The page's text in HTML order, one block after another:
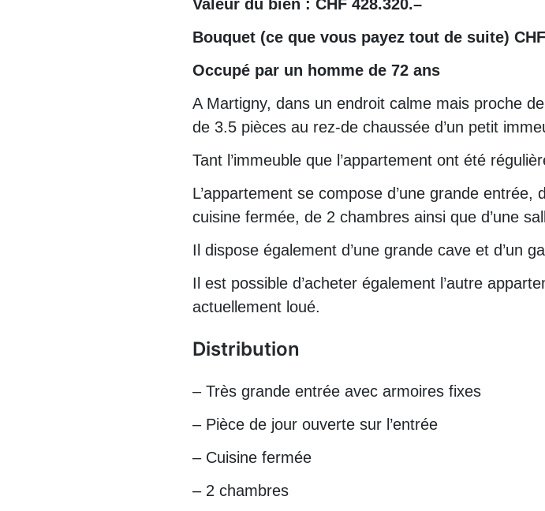
Valeur du bien : CHF 428.320.–
Bouquet (ce que vous payez tout de suite)
Occupé par un homme de 72 ans
A Martigny, dans un endroit calme mais proche
de 3.5 pièces au rez-de chaussée d’un petit
Tant l’immeuble que l’appartement ont été
L’appartement se compose d’une grande entrée,
cuisine fermée, de 2 chambres ainsi que d’une
Il dispose également d’une grande cave et d’un
Il est possible d’acheter également l’autre
actuellement loué.
Distribution
– Très grande entrée avec armoires fixes
– Pièce de jour ouverte sur l’entrée
– Cuisine fermée
– 2 chambres